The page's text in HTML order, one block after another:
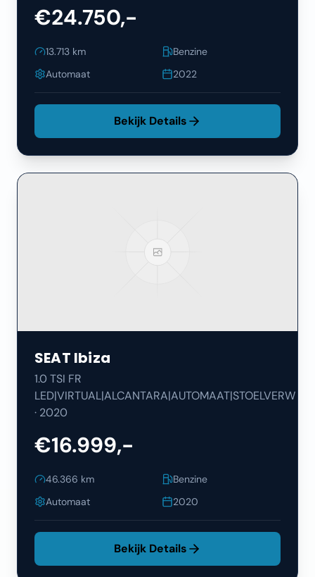
€24.750,-
13.713 km
Benzine
Automaat
2022
Bekijk Details
SEAT Ibiza
1.0 TSI FR
LED|VIRTUAL|ALCANTARA|AUTOMAAT|STOELVERW
· 2020
€16.999,-
46.366 km
Benzine
Automaat
2020
Bekijk Details